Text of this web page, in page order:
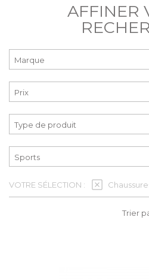
AFFINER
Marque
Prix
VOTRE SÉLECTION :
Trier